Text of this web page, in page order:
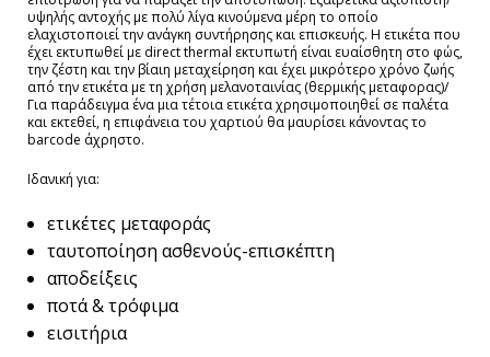
υψηλής αντοχής με πολύ λίγα κινούμενα μέρη το οποίο
ελαχιστοποιεί την ανάγκη συντήρησης και επισκευής. Η ετικέτα που
έχει εκτυπωθεί με direct thermal εκτυπωτή είναι ευαίσθητη στο φώς,
την ζέστη και την βίαιη μεταχείρηση και έχει μικρότερο χρόνο ζωής
από την ετικέτα με τη χρήση μελανοταινίας (θερμικής μεταφορας)/
Για παράδειγμα ένα μια τέτοια ετικέτα χρησιμοποιηθεί σε παλέτα
και εκτεθεί, η επιφάνεια του χαρτιού θα μαυρίσει κάνοντας το
barcode άχρηστο.
Ιδανική για:
ετικέτες μεταφοράς
ταυτοποίηση ασθενούς-επισκέπτη
αποδείξεις
ποτά & τρόφιμα
εισιτήρια